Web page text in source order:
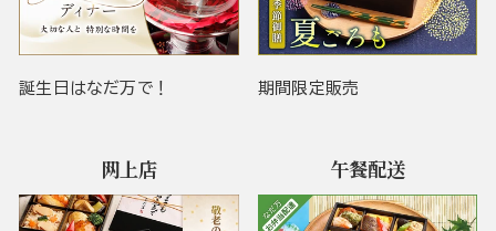
誕生日はなだ万で！ 期間限定販売
网上店 午餐配送